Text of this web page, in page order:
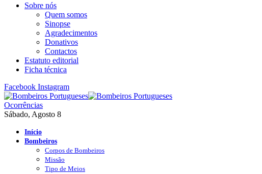
Sobre nós
Quem somos
Sinopse
Agradecimentos
Donativos
Contactos
Estatuto editorial
Ficha técnica
Facebook Instagram
Ocorrências
Sábado, Agosto 8
Início
Bombeiros
Corpos de Bombeiros
Missão
Tipo de Meios